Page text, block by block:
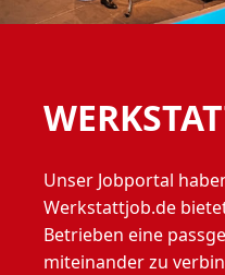
Unser Jobportal
Werkstattjob.de
Betrieben eine
miteinander zu